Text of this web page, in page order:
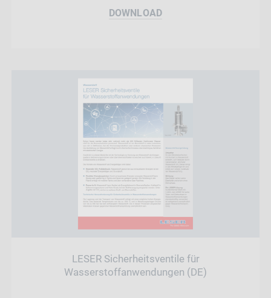
DOWNLOAD
LESER Sicherheitsventile für
Wasserstoffanwendungen (DE)